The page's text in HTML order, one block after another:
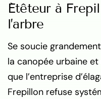
Étêteur à
l’arbre
Se soucie
la canopée urbaine et
que l’entreprise
Frepillon refuse